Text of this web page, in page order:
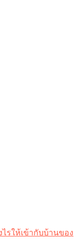
รให้เข้ากับบ้านของ